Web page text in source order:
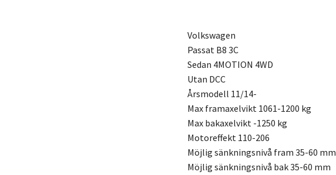
Volkswagen
Passat B8 3C
Sedan 4MOTION 4WD
Utan DCC
Årsmodell 11/14-
Max framaxelvikt 1061-1200 kg
Max bakaxelvikt -1250 kg
Motoreffekt 110-206
Möjlig sänkningsnivå fram 35-60 mm
Möjlig sänkningsnivå bak 35-60 mm